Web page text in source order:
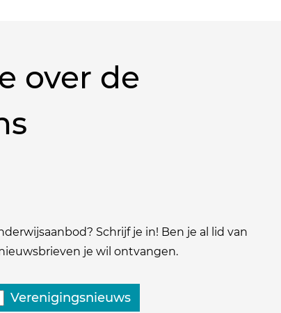
over de
Schrijf je in! Ben je al lid van
je wil ontvangen.
Verenigingsnieuws